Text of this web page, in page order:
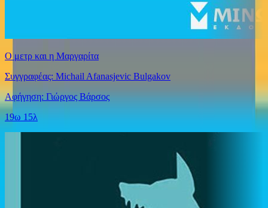
Ο μετρ και η Μαργαρίτα
Συγγραφέας: Michail Afanasjevic Bulgakov
Αφήγηση: Γιώργος Βάρσος
19ω 15λ